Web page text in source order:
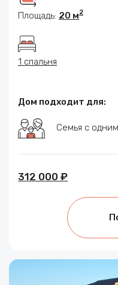
Площадь: 20 м2
1 спальня
Дом подходит для:
Семья с
312 000 ₽